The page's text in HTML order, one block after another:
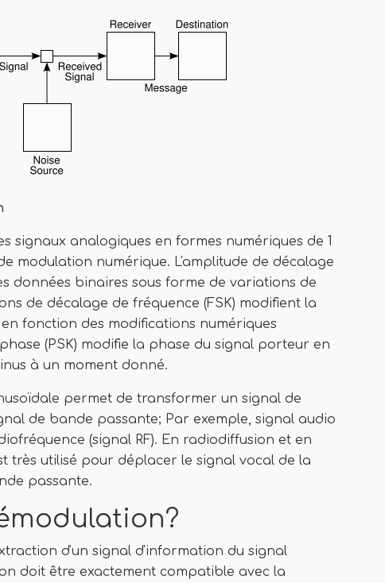
signaux analogiques en formes numériques de 1
modulation numérique. L'amplitude de décalage
données binaires sous forme de variations de
de décalage de fréquence (FSK) modifient la
fonction des modifications numériques
(PSK) modifie la phase du signal porteur en
à un moment donné.
permet de transformer un signal de
de bande passante; Par exemple, signal audio
(signal RF). En radiodiffusion et en
très utilisé pour déplacer le signal vocal de la
passante.
d'un signal d'information du signal
doit être exactement compatible avec la